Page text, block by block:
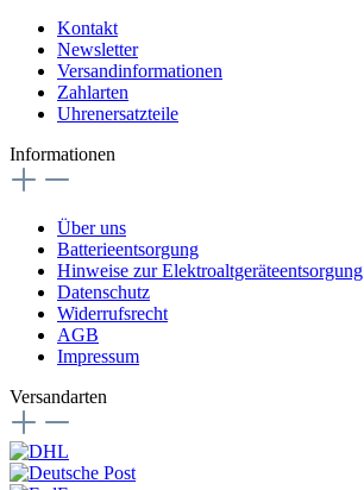
Kontakt
Newsletter
Versandinformationen
Zahlarten
Uhrenersatzteile
Informationen
Über uns
Batterieentsorgung
Hinweise zur Elektroaltgeräteentsorgung
Datenschutz
Widerrufsrecht
AGB
Impressum
Versandarten